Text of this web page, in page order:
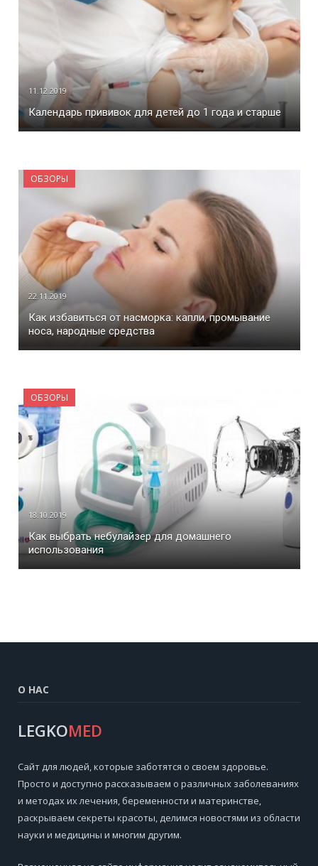
11.12.2019
Календарь прививок для детей до 1 года и старше
ОБЗОРЫ
22.11.2019
Как избавиться от насморка: капли, промывание
носа, народные средства
ОБЗОРЫ
18.10.2019
Как выбрать небулайзер для домашнего
использования
О НАС
LEGKOMED
Cайт для людей, которые заботятся о своем здоровье.
Просто и доступно рассказываем о различных заболеваниях
и методах их лечения, беременности и материнстве,
раскрываем секреты красоты, делимся новостями из области
науки и медицины и многим другим.